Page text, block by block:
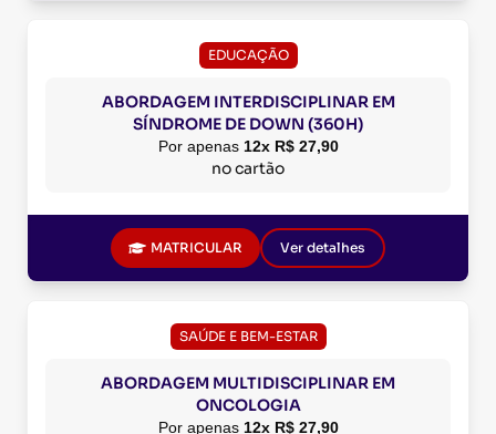
EDUCAÇÃO
ABORDAGEM INTERDISCIPLINAR EM
SÍNDROME DE DOWN (360H)
Por apenas 12x R$ 27,90
no cartão
MATRICULAR Ver detalhes
SAÚDE E BEM-ESTAR
ABORDAGEM MULTIDISCIPLINAR EM
ONCOLOGIA
Por apenas 12x R$ 27,90